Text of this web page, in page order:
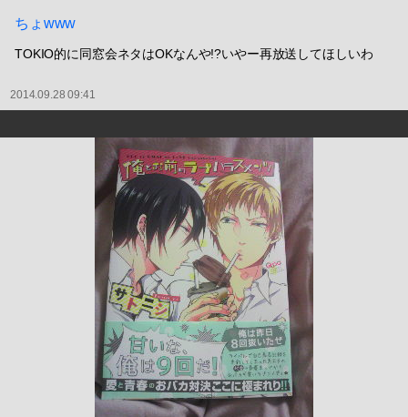
ちょwww
TOKIO的に同窓会ネタはOKなんや!?いやー再放送してほしいわ
2014.09.28 09:41